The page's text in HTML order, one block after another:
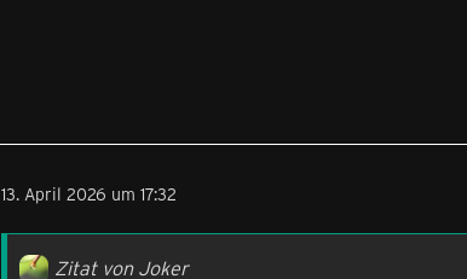
13. April 2026 um 17:32
Zitat von Joker